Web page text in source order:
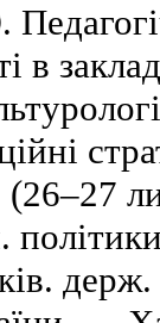
в
(26–27